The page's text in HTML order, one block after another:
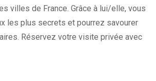
villes de France. Grâce à lui/elle, vous
les plus secrets et pourrez savourer
Réservez votre visite privée avec